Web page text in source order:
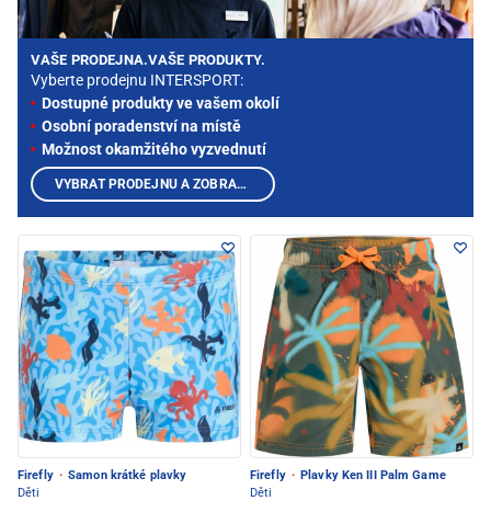
Firefly · Samon krátké plavky
Děti
Firefly · Plavky Ken III Palm Game
Děti
VAŠE PRODEJNA.VAŠE PRODUKTY.
Vyberte prodejnu INTERSPORT:
Dostupné produkty ve vašem okolí
Osobní poradenství na místě
Možnost okamžitého vyzvednutí
VYBRAT PRODEJNU A ZOBRAZIT PRODUKTY